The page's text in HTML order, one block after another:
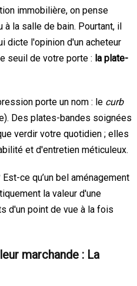
immobilière, on pense
à la salle de bain. Pourtant, il
dicte l'opinion d'un acheteur
seuil de votre porte : la plate-
porte un nom : le curb
Des plates-bandes soignées
verdir votre quotidien ; elles
et d'entretien méticuleux.
ce qu’un bel aménagement
la valeur d'une
d'un point de vue à la fois
marchande : La